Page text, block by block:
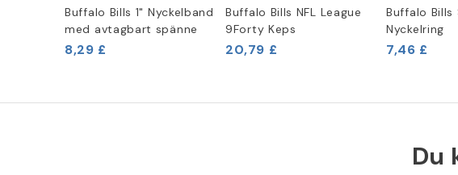
Buffalo Bills 1" Nyckelband
med avtagbart spänne
8,29 £
Buffalo Bills NFL League
9Forty Keps
20,79 £
Buffalo Bills
Nyckelring
7,46 £
Du